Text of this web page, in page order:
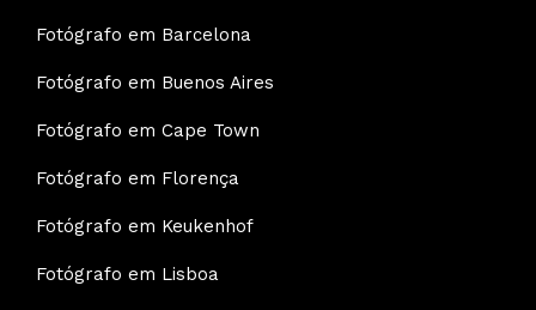
Fotógrafo em Barcelona
Fotógrafo em Buenos Aires
Fotógrafo em Cape Town
Fotógrafo em Florença
Fotógrafo em Keukenhof
Fotógrafo em Lisboa